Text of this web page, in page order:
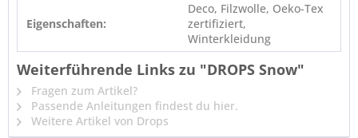
Eigenschaften:
Deco, Filzwolle, Oeko-Tex
zertifiziert,
Winterkleidung
Weiterführende Links zu "DROPS Snow"
Fragen zum Artikel?
Passende Anleitungen findest du hier.
Weitere Artikel von Drops